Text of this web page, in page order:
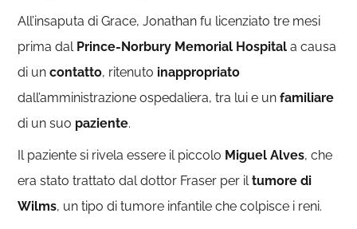
All’insaputa di Grace, Jonathan fu licenziato tre mesi
prima dal Prince-Norbury Memorial Hospital a causa
di uncontatto, ritenuto inappropriato
dall’amministrazione ospedaliera, tra lui e unfamiliare
di un suo paziente.
Il paziente si rivela essere il piccolo Miguel Alves, che
era stato trattato dal dottor Fraser per iltumore di
Wilms, un tipo di tumore infantile che colpisce i reni.